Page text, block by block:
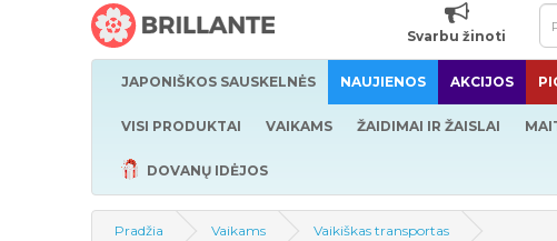
Svarbu žinoti
JAPONIŠKOS SAUSKELNĖS NAUJIENOS AKCIJOS
VISI PRODUKTAI VAIKAMS ŽAIDIMAI IR ŽAISLAI
DOVANŲ IDĖJOS
Pradžia Vaikams Vaikiškas transportas